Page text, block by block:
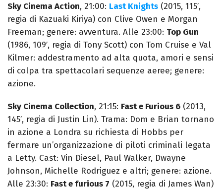
Sky Cinema Action, 21:00: Last Knights (2015, 115′,
regia di Kazuaki Kiriya) con Clive Owen e Morgan
Freeman; genere: avventura. Alle 23:00: Top Gun
(1986, 109′, regia di Tony Scott) con Tom Cruise e Val
Kilmer: addestramento ad alta quota, amori e sensi
di colpa tra spettacolari sequenze aeree; genere:
azione.
Sky Cinema Collection, 21:15: Fast e Furious 6 (2013,
145′, regia di Justin Lin). Trama: Dom e Brian tornano
in azione a Londra su richiesta di Hobbs per
fermare un’organizzazione di piloti criminali legata
a Letty. Cast: Vin Diesel, Paul Walker, Dwayne
Johnson, Michelle Rodriguez e altri; genere: azione.
Alle 23:30: Fast e furious 7 (2015, regia di James Wan)